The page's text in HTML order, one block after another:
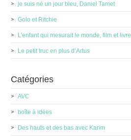
je suis né un jour bleu, Daniel Tamet
Golo et Ritchie
L’enfant qui mesurait le monde, film et livre
Le petit truc en plus d’Artus
Catégories
AVC
boîte à idées
Des hauts et des bas avec Karim